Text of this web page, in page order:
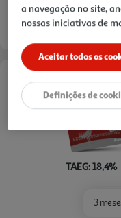
Entrega estimada
TAEG: 18,4%
3
a navegação no site,
nossas iniciativas de
Aceitar todos os
Definições de